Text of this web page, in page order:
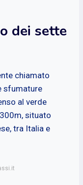
dei sette
chiamato
sfumature
al verde
situato
tra Italia e